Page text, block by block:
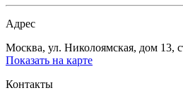
Адрес
Москва, ул. Николоямская, дом 13,
Показать на карте
Контакты